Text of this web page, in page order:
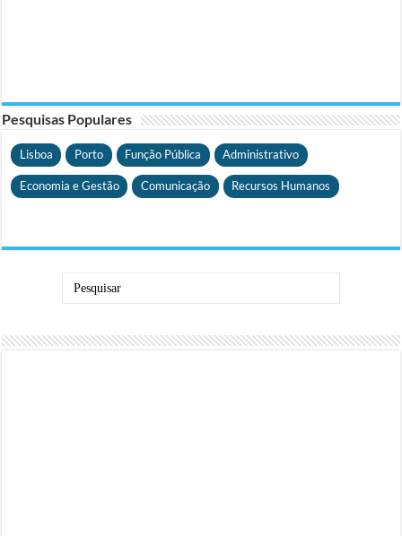
Pesquisas Populares
Lisboa Porto Função Pública Administrativo
Economia e Gestão Comunicação Recursos Humanos